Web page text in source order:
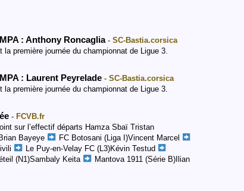
: Anthony Roncaglia - SC-Bastia.corsica
la première journée du championnat de Ligue 3.
: Laurent Peyrelade - SC-Bastia.corsica
première journée du championnat de Ligue 3.
- FCVB.fr
sur l’effectif départs Hamza Sbaï Tristan
Bayeye
FC Botosani (Liga I)Vincent Marcel
Le Puy-en-Velay FC (L3)Kévin Testud
(N1)Sambaly Keita
Mantova 1911 (Série B)Ilian